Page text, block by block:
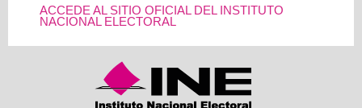
ACCEDE AL SITIO OFICIAL DEL INSTITUTO
NACIONAL ELECTORAL